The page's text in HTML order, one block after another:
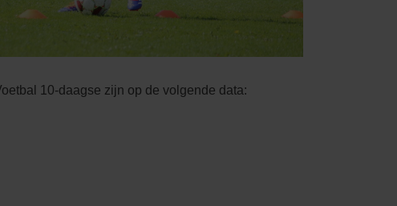
10-daagse zijn op de volgende data: